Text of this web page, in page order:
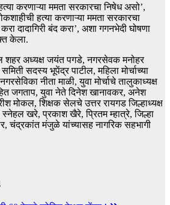
करणाऱ्या ममता सरकारचा निषेध असो’,
हत्या करणाऱ्या ममता सरकारचा
दादागिरी बंद करा’, अशा गगनभेदी घोषणा
केला.
शहर अध्यक्ष जयंत पगडे, नगरसेवक मनोहर
सदस्य भूपेंद्र पाटील, महिला मोर्चाच्या
नीता माळी, युवा मोर्चाचे तालुकाध्यक्ष
जगताप, युवा नेते दिनेश खानावकर, अनेश
मोकल, शिक्षक सेलचे उत्तर रायगड जिल्हाध्यक्ष
खरे, प्रकाश खैरे, प्रितम म्हात्रे, जिल्हा
चंद्रकांत मंजुळे यांच्यासह नागरिक सहभागी